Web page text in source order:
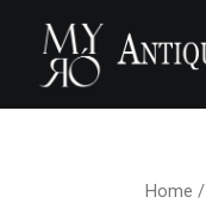
Home /